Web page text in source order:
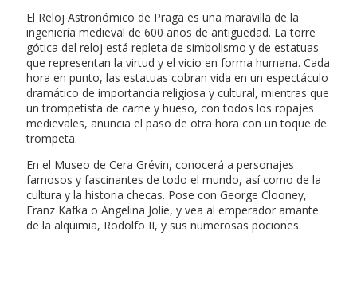
El Reloj Astronómico de Praga es una maravilla de la
ingeniería medieval de 600 años de antigüedad. La torre
gótica del reloj está repleta de simbolismo y de estatuas
que representan la virtud y el vicio en forma humana. Cada
hora en punto, las estatuas cobran vida en un espectáculo
dramático de importancia religiosa y cultural, mientras que
un trompetista de carne y hueso, con todos los ropajes
medievales, anuncia el paso de otra hora con un toque de
trompeta.
En el Museo de Cera Grévin, conocerá a personajes
famosos y fascinantes de todo el mundo, así como de la
cultura y la historia checas. Pose con George Clooney,
Franz Kafka o Angelina Jolie, y vea al emperador amante
de la alquimia, Rodolfo II, y sus numerosas pociones.